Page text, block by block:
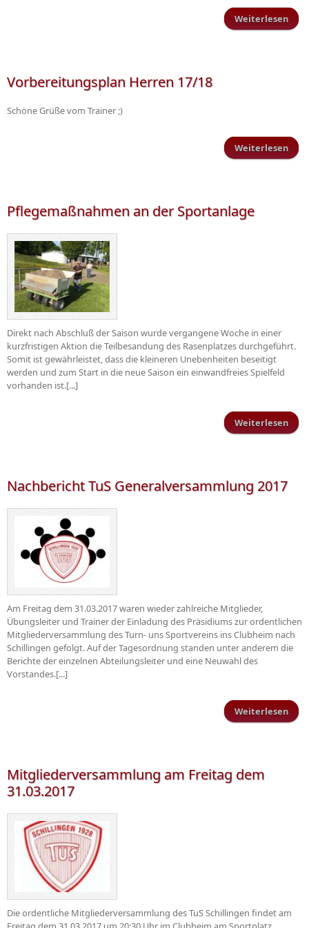
Weiterlesen
Vorbereitungsplan Herren 17/18
Schöne Grüße vom Trainer ;)
Weiterlesen
Pflegemaßnahmen an der Sportanlage
Direkt nach Abschluß der Saison wurde vergangene Woche in einer
kurzfristigen Aktion die Teilbesandung des Rasenplatzes durchgeführt.
Somit ist gewährleistet, dass die kleineren Unebenheiten beseitigt
werden und zum Start in die neue Saison ein einwandfreies Spielfeld
vorhanden ist.[...]
Weiterlesen
Nachbericht TuS Generalversammlung 2017
Am Freitag dem 31.03.2017 waren wieder zahlreiche Mitglieder,
Übungsleiter und Trainer der Einladung des Präsidiums zur ordentlichen
Mitgliederversammlung des Turn- uns Sportvereins ins Clubheim nach
Schillingen gefolgt. Auf der Tagesordnung standen unter anderem die
Berichte der einzelnen Abteilungsleiter und eine Neuwahl des
Vorstandes.[...]
Weiterlesen
Mitgliederversammlung am Freitag dem
31.03.2017
Die ordentliche Mitgliederversammlung des TuS Schillingen findet am